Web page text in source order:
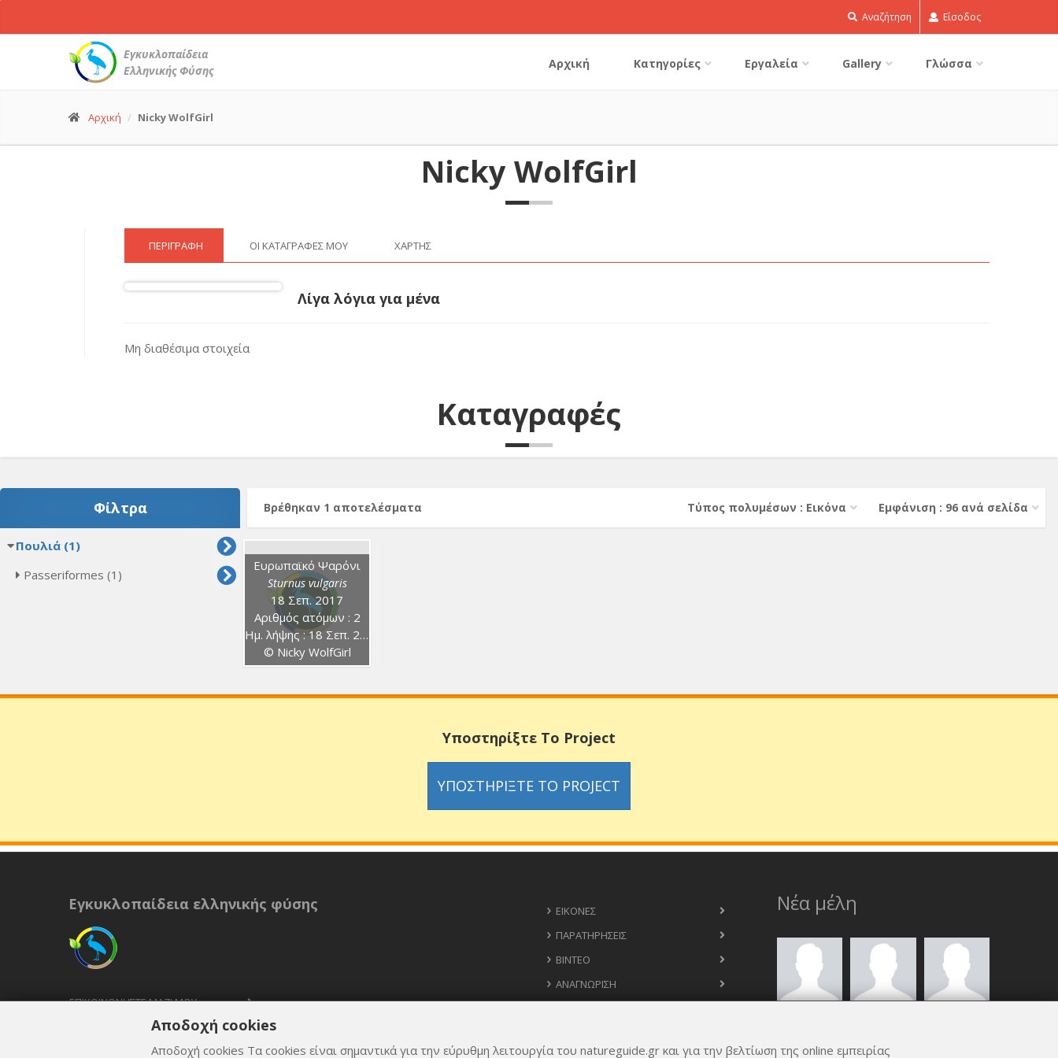
Αναζήτηση Είσοδος
Εγκυκλοπαίδεια
Ελληνικής Φύσης
Αρχική Κατηγορίες Εργαλεία Gallery Γλώσσα
Αρχική Nicky WolfGirl
Nicky WolfGirl
ΠΕΡΙΓΡΑΦΉ ΟΙ ΚΑΤΑΓΡΑΦΈΣ ΜΟΥ ΧΆΡΤΗΣ
Λίγα λόγια για μένα
Μη διαθέσιμα στοιχεία
Καταγραφές
Φίλτρα
Πουλιά (1)
Passeriformes (1)
Βρέθηκαν 1 αποτελέσματα Εμφάνιση : 96 ανά σελίδα
Τύπος πολυμέσων : Εικόνα
Ευρωπαϊκό Ψαρόνι
Sturnus vulgaris
18 Σεπ. 2017
Αριθμός ατόμων : 2
Ημ. λήψης : 18 Σεπ. 2017
© Nicky WolfGirl
Ψαρόνι
(18 Σεπ. 2017)
Υποστηρίξτε Το Project
ΥΠΟΣΤΗΡΊΞΤΕ ΤΟ PROJECT
Εγκυκλοπαίδεια ελληνικής φύσης
ΕΠΙΚΟΙΝΩΝΉΣΤΕ ΜΑΖΊ ΜΟΥ
ΟΡΟΙ ΚΑΙ ΠΡΟΫΠΟΘΈΣΕΙΣ
ΠΟΛΙΤΙΚΉ ΑΠΟΡΡΉΤΟΥ
ΕΙΚΌΝΕΣ
ΠΑΡΑΤΗΡΉΣΕΙΣ
ΒΊΝΤΕΟ
ΑΝΑΓΝΏΡΙΣΗ
Νέα μέλη
Αποδοχή cookies
Αποδοχή cookies Τα cookies είναι σημαντικά για την εύρυθμη λειτουργία του natureguide.gr και για την βελτίωση της online εμπειρίας